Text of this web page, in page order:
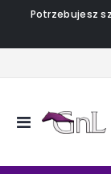
Potrzebujesz
Przełącznik